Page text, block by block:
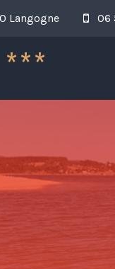
Langogne 06
***